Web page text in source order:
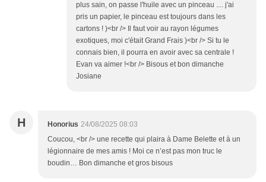
plus sain, on passe l'huile avec un pinceau .... j'ai
pris un papier, le pinceau est toujours dans les
cartons ! )<br /> Il faut voir au rayon légumes
exotiques, moi c'était Grand Frais )<br /> Si tu le
connais bien, il pourra en avoir avec sa centrale !
Evan va aimer !<br /> Bisous et bon dimanche
Josiane
H Honorius 24/08/2025 08:03
Coucou, <br /> une recette qui plaira à Dame Belette et à un
légionnaire de mes amis ! Moi ce n’est pas mon truc le
boudin… Bon dimanche et gros bisous